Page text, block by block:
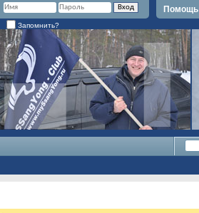
Помощь
Запомнить?